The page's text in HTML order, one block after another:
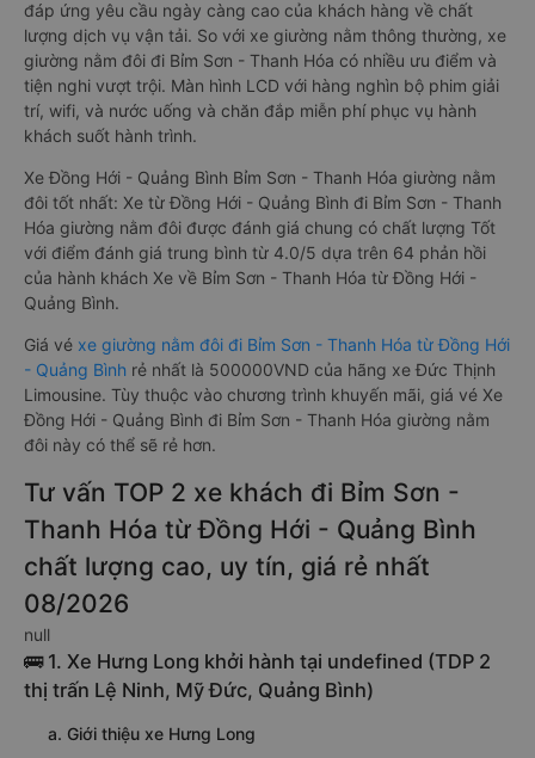
đáp ứng yêu cầu ngày càng cao của khách hàng về chất
lượng dịch vụ vận tải. So với xe giường nằm thông thường, xe
giường nằm đôi đi Bỉm Sơn - Thanh Hóa có nhiều ưu điểm và
tiện nghi vượt trội. Màn hình LCD với hàng nghìn bộ phim giải
trí, wifi, và nước uống và chăn đắp miễn phí phục vụ hành
khách suốt hành trình.
Xe Đồng Hới - Quảng Bình Bỉm Sơn - Thanh Hóa giường nằm
đôi tốt nhất: Xe từ Đồng Hới - Quảng Bình đi Bỉm Sơn - Thanh
Hóa giường nằm đôi được đánh giá chung có chất lượng Tốt
với điểm đánh giá trung bình từ 4.0/5 dựa trên 64 phản hồi
của hành khách Xe về Bỉm Sơn - Thanh Hóa từ Đồng Hới -
Quảng Bình.
Giá vé xe giường nằm đôi đi Bỉm Sơn - Thanh Hóa từ Đồng Hới
- Quảng Bình rẻ nhất là 500000VND của hãng xe Đức Thịnh
Limousine. Tùy thuộc vào chương trình khuyến mãi, giá vé Xe
Đồng Hới - Quảng Bình đi Bỉm Sơn - Thanh Hóa giường nằm
đôi này có thể sẽ rẻ hơn.
Tư vấn TOP 2 xe khách đi Bỉm Sơn -
Thanh Hóa từ Đồng Hới - Quảng Bình
chất lượng cao, uy tín, giá rẻ nhất
08/2026
null
🚌 1. Xe Hưng Long khởi hành tại undefined (TDP 2
thị trấn Lệ Ninh, Mỹ Đức, Quảng Bình)
a. Giới thiệu xe Hưng Long